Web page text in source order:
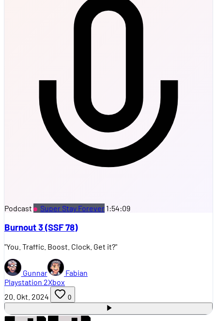
Podcast Super Stay Forever 1:54:09
Burnout 3 (SSF 78)
"You. Traffic. Boost. Clock. Get it?"
Gunnar
Fabian
Playstation 2Xbox
20. Okt. 2024
0